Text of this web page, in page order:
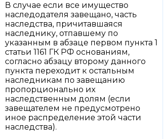
В случае если все имущество
наследодателя завещано, часть
наследства, причитавшаяся
наследнику, отпавшему по
указанным в абзаце первом пункта 1
статьи 1161 ГК РФ основаниям,
согласно абзацу второму данного
пункта переходит к остальным
наследникам по завещанию
пропорционально их
наследственным долям (если
завещателем не предусмотрено
иное распределение этой части
наследства).